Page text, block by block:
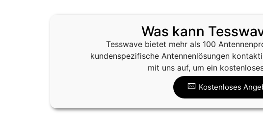
Was kann
Tesswave bietet mehr als 100
kundenspezifische Antennenlösungen
mit uns auf, um ein
Kostenloses